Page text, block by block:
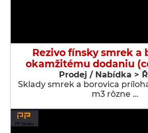
Rezivo fínsky smrek a
okamžitému dodaniu
Prodej / Nabídka >
Sklady smrek a borovica
m3 rôzne …